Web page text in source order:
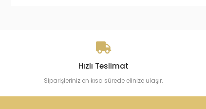
Hızlı Teslimat
Siparişleriniz en kısa sürede elinize ulaşır.